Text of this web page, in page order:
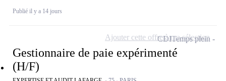
Publié il y a 14 jours
Gestionnaire de paie expérimenté
(H/F)
CDITemps plein
Ajouter cette offre à ma sélection